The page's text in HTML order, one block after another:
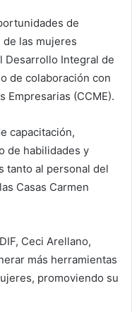
de
las mujeres
Desarrollo Integral de
de colaboración con
Empresarias (CCME).
capacitación,
de habilidades y
tanto al personal del
Casas Carmen
Ceci Arellano,
más herramientas
promoviendo su